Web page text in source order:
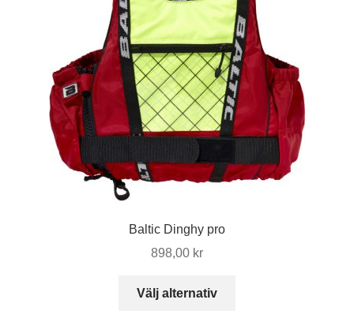
Baltic Dinghy pro
898,00 kr
Välj alternativ